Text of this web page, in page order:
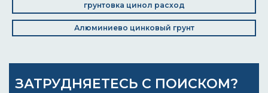
грунтовка цинол расход
Алюминиево цинковый грунт
ЗАТРУДНЯЕТЕСЬ С ПОИСКОМ?